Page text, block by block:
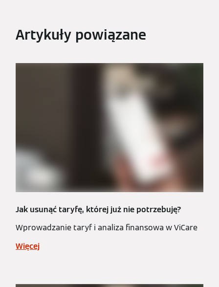
Artykuły powiązane
Jak usunąć taryfę, której już nie potrzebuję?
Wprowadzanie taryf i analiza finansowa w ViCare
Więcej